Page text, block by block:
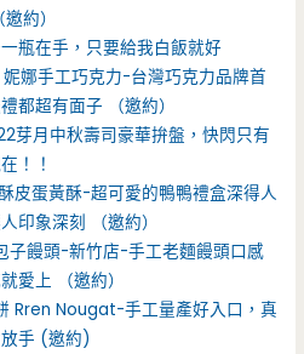
約）
瓶在手，只要給我白飯就好
娜手工巧克力-台灣巧克力品牌首
都超有面子 （邀約）
芽月中秋壽司豪華拚盤，快閃只有
！！
皮蛋黃酥-超可愛的鴨鴨禮盒深得人
印象深刻 （邀約）
子饅頭-新竹店-手工老麵饅頭口感
愛上 （邀約）
Rren Nougat-手工量產好入口，真
手 (邀約)